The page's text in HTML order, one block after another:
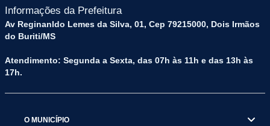
Informações da Prefeitura
Av Reginanldo Lemes da Silva, 01, Cep 79215000, Dois Irmãos
do Buriti/MS
Atendimento: Segunda a Sexta, das 07h às 11h e das 13h às
17h.
O MUNICÍPIO